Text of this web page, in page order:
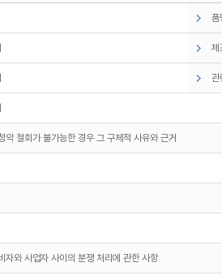
품
제
관
철회가 불가능한 경우 그 구체적 사유와 근거
자와 사업자 사이의 분쟁 처리에 관한 사항